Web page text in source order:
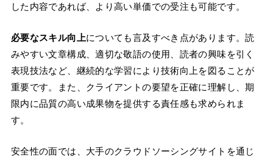
した内容であれば、より高い単価での受注も可能です。
必要なスキル向上についても言及すべき点があります。読
みやすい文章構成、適切な敬語の使用、読者の興味を引く
表現技法など、継続的な学習により技術向上を図ることが
重要です。また、クライアントの要望を正確に理解し、期
限内に品質の高い成果物を提供する責任感も求められま
す。
安全性の面では、大手のクラウドソーシングサイトを通じ